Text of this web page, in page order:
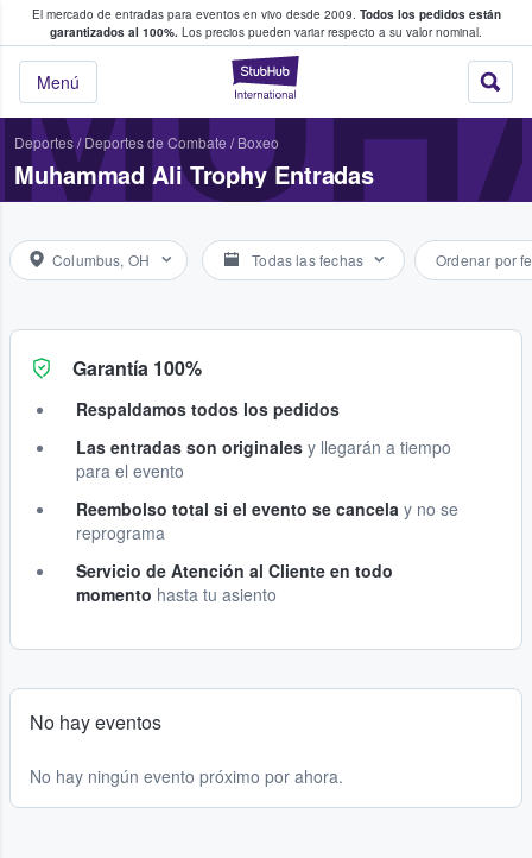
El mercado de entradas para eventos en vivo desde 2009. Todos los pedidos están
garantizados al 100%. Los precios pueden variar respecto a su valor nominal.
StubHub:
Menú
y venta de entradas entre fans
Deportes/Deportes de Combate / Boxeo
Muhammad Ali Trophy Entradas
Columbus, OH Todas las fechas Ordenar por
Garantía 100%
Respaldamos todos los pedidos
Las entradas son originales y llegarán a tiempo
para el evento
Reembolso total si el evento se cancela y no se
reprograma
Servicio de Atención al Cliente en todo
momento hasta tu asiento
No hay eventos
No hay ningún evento próximo por ahora.